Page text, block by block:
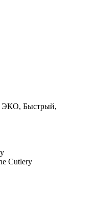
ЭКО, Быстрый,
Cutlery